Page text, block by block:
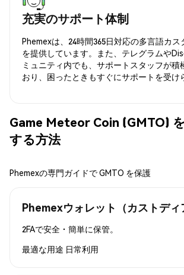
充実のサポート体制
Phemexは、24時間365日対応の多言語カス
を提供しています。また、テレグラムや
ミュニティ内でも、サポートスタッフが積
おり、困ったときもすぐにサポートを受け
Game Meteor Coin (GMTO)
する方法
Phemexの専門ガイドで GMTO を保護
Phemexウォレット（カストディ
2FAで安全・簡単に保管。
最適な用途 日常利用